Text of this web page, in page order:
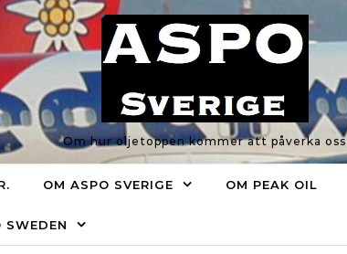
Om hur oljetoppen kommer att påverka oss
OM ASPO SVERIGE OM PEAK OIL